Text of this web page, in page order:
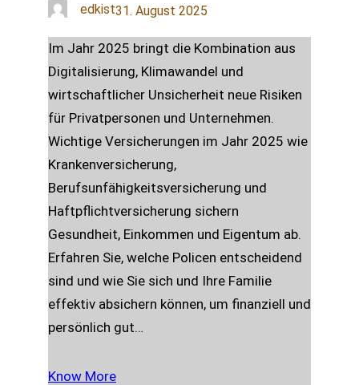
edkist31. August 2025
Im Jahr 2025 bringt die Kombination aus
Digitalisierung, Klimawandel und
wirtschaftlicher Unsicherheit neue Risiken
für Privatpersonen und Unternehmen.
Wichtige Versicherungen im Jahr 2025 wie
Krankenversicherung,
Berufsunfähigkeitsversicherung und
Haftpflichtversicherung sichern
Gesundheit, Einkommen und Eigentum ab.
Erfahren Sie, welche Policen entscheidend
sind und wie Sie sich und Ihre Familie
effektiv absichern können, um finanziell und
persönlich gut…
Know More